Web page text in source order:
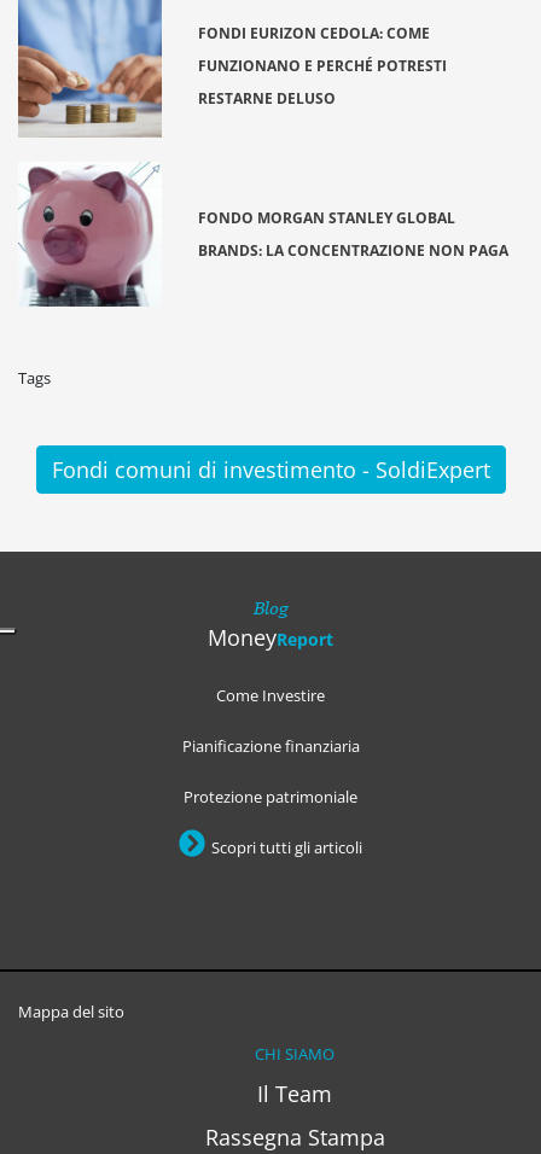
FONDI EURIZON CEDOLA: COME
FUNZIONANO E PERCHÉ POTRESTI
RESTARNE DELUSO
FONDO MORGAN STANLEY GLOBAL
BRANDS: LA CONCENTRAZIONE NON PAGA
Tags
Fondi comuni di investimento - SoldiExpert
Blog
MoneyReport
Come Investire
Pianificazione finanziaria
Protezione patrimoniale
Scopri tutti gli articoli
Mappa del sito
CHI SIAMO
Il Team
Rassegna Stampa